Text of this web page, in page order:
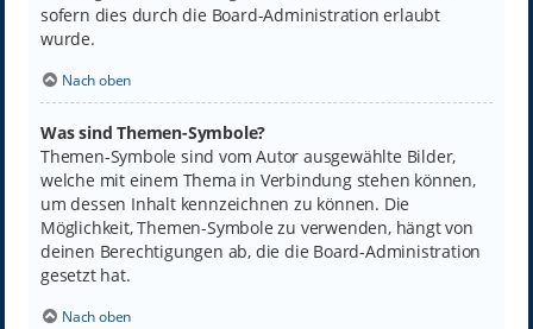
sofern dies durch die Board-Administration erlaubt
wurde.
Nach oben
Was sind Themen-Symbole?
Themen-Symbole sind vom Autor ausgewählte Bilder,
welche mit einem Thema in Verbindung stehen können,
um dessen Inhalt kennzeichnen zu können. Die
Möglichkeit, Themen-Symbole zu verwenden, hängt von
deinen Berechtigungen ab, die die Board-Administration
gesetzt hat.
Nach oben